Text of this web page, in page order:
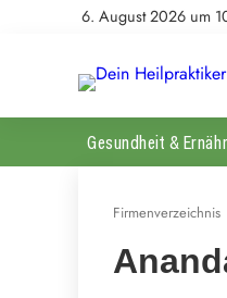
6. August 2026 um
Gesundheit &
Firmenverzeichnis